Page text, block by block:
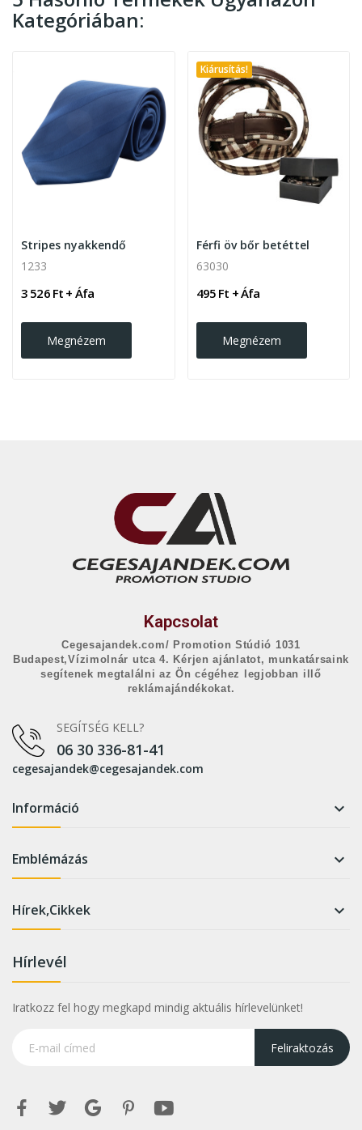
Kategóriában:
Stripes nyakkendő
1233
3 526 Ft + Áfa
Megnézem
Kiárusítás!
Férfi öv bőr betéttel
63030
495 Ft + Áfa
Megnézem
Kapcsolat
Cegesajandek.com/ Promotion Stúdió 1031
Budapest,Vízimolnár utca 4. Kérjen ajánlatot, munkatársaink
segítenek megtalálni az Ön cégéhez legjobban illő
reklámajándékokat.
SEGÍTSÉG KELL?
06 30 336-81-41
cegesajandek@cegesajandek.com
Információ 
Emblémázás 
Hírek,Cikkek 
Hírlevél
Iratkozz fel hogy megkapd mindig aktuális hírlevelünket!
Feliraktozás